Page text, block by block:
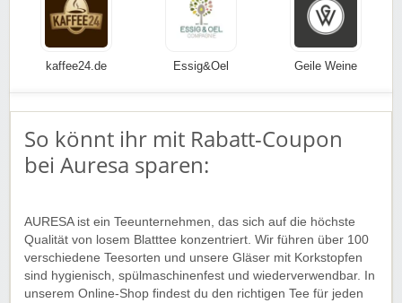
kaffee24.de Essig&Oel Geile Weine
So könnt ihr mit Rabatt-Coupon
bei Auresa sparen:
AURESA ist ein Teeunternehmen, das sich auf die höchste
Qualität von losem Blatttee konzentriert. Wir führen über 100
verschiedene Teesorten und unsere Gläser mit Korkstopfen
sind hygienisch, spülmaschinenfest und wiederverwendbar. In
unserem Online-Shop findest du den richtigen Tee für jeden